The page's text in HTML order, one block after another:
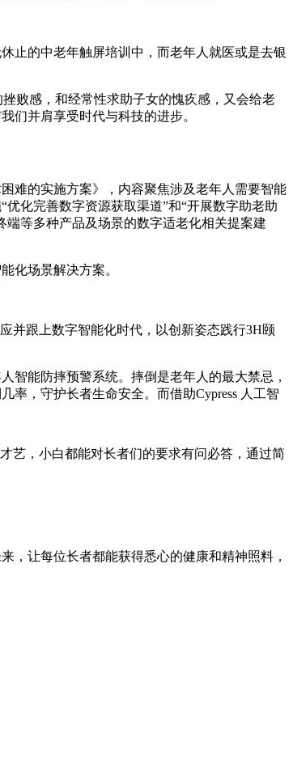
的中老年触屏培训中，而老年人就医或是去银
败感，和经常性求助子女的愧疚感，又会给老
们并肩享受时代与科技的进步。
难的实施方案》，内容聚焦涉及老年人需要智能
化完善数字资源获取渠道”和“开展数字助老助
等多种产品及场景的数字适老化相关提案建
化场景解决方案。
并跟上数字智能化时代，以创新姿态践行3H颐
智能防摔预警系统。摔倒是老年人的最大禁忌，
率，守护长者生命安全。而借助Cypress 人工智
，小白都能对长者们的要求有问必答，通过简
让每位长者都能获得悉心的健康和精神照料，